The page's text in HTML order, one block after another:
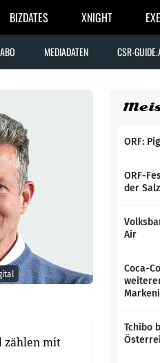
BIZDATES XNIGHT
ABO MEDIADATEN CSR-
zählen mit
ORF:
ORF-
der
Air
Coca-
Tchibo